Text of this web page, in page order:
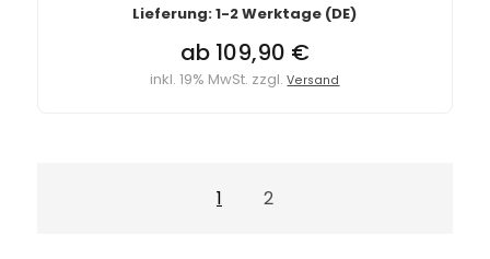
Lieferung: 1-2 Werktage (DE)
ab 109,90 €
inkl. 19% MwSt. zzgl.Versand
1 2